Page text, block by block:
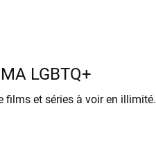
LGBTQ+
! Des centaines de films et séries à voir en illimité.